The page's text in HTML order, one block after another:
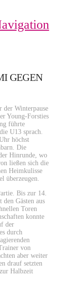
GEGEN
der Winterpause
Young-Forsties
führte
U13 sprach.
höchst
Die
Hinrunde, wo
ließen sich die
Heimkulisse
überzeugen.
Bis zur 14.
Gästen aus
Toren
konnte
der
durch
von
aber weiter
drauf setzten
Halbzeit